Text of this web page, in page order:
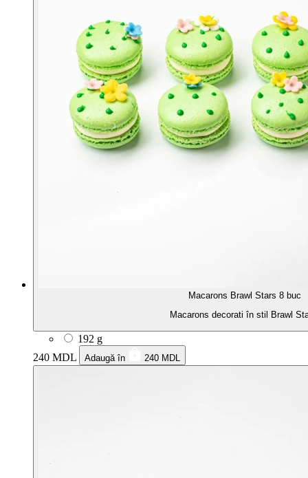
Macarons Brawl Stars 8 buc
Macarons decorati în stil Brawl
192 g
240 MDL
Adaugă în 240 MDL